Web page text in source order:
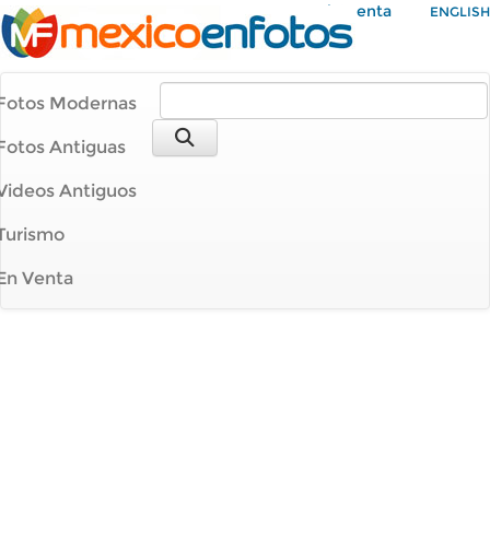
Mi Cuenta ENGLISH
Modernas
Antiguas
Antiguos
Venta